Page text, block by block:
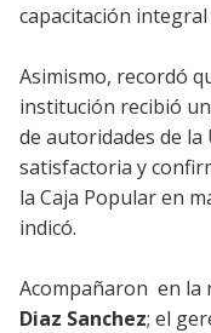
capacitación
Asimismo, recordó
institución recibió
de autoridades de la
satisfactoria y
la Caja Popular en
indicó.
Acompañaron en la
Diaz Sanchez; el